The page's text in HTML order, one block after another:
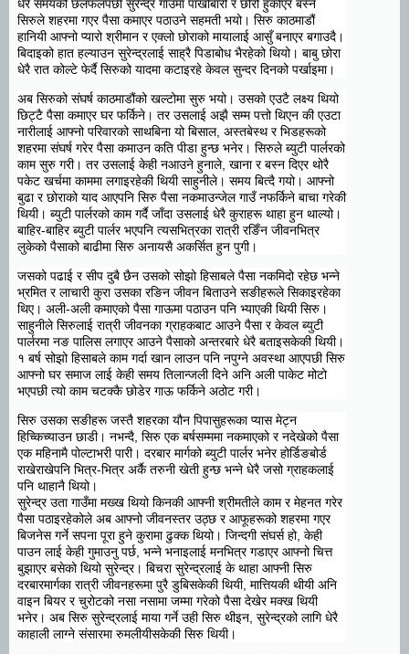
धेरै समयको छलफलपछी सुरेन्द्र गाउँमा पाखोबारी र छोरो हुर्काएर बस्ने
सिरुले शहरमा गएर पैसा कमाएर पठाउने सहमती भयो। सिरु काठमाडौं
हानियी आफ्नो प्यारो श्रीमान र एक्लो छोराको मायालाई आसुँ बनाएर बगाउदै।
बिदाइको हात हल्याउन सुरेन्द्रलाई साह्रै पिडाबोध भैरहेको थियो। बाबु छोरा
धेरै रात कोल्टे फेर्दै सिरुको यादमा कटाइरहे केवल सुन्दर दिनको पर्खाइमा।
अब सिरुको संघर्ष काठमाडौंको खल्टोमा सुरु भयो। उसको एउटै लक्ष्य थियो
छिट्टै पैसा कमाएर घर फर्किने। तर उसलाई अझै सम्म पत्तो थिएन की एउटा
नारीलाई आफ्नो परिवारको साथबिना यो बिसाल, अस्तबेस्थ र भिडहरूको
शहरमा संघर्ष गरेर पैसा कमाउन कति पीडा हुन्छ भनेर। सिरुले ब्युटी पार्लरको
काम सुरु गरी। तर उसलाई केही नआउने हुनाले, खाना र बस्न दिएर थोरै
पकेट खर्चमा काममा लगाइरहेकी थियी साहुनीले। समय बित्दै गयो। आफ्नो
बुढा र छोराको याद आएपनि सिरु पैसा नकमाउन्जेल गाउँ नफर्किने बाचा गरेकी
थियी। ब्युटी पार्लरको काम गर्दै जाँदा उसलाई धेरै कुराहरू थाहा हुन थाल्यो।
बाहिर-बाहिर ब्युटी पार्लर भएपनि त्यसभित्रका रात्री रङिँन जीवनभित्र
लुकेको पैसाको बाढीमा सिरु अनायसै अकर्सित हुन पुगी।
जसको पढाई र सीप दुबै छैन उसको सोझो हिसाबले पैसा नकमिदो रहेछ भन्ने
भ्रमित र लाचारी कुरा उसका रङिन जीवन बिताउने सङीहरूले सिकाइरहेका
थिए। अली-अली कमाएको पैसा गाऊमा पठाउन पनि भ्याएकी थियी सिरु।
साहुनीले सिरुलाई रात्री जीवनका ग्राहकबाट आउने पैसा र केवल ब्युटी
पार्लरमा नङ पालिस लगाएर आउने पैसाको अन्तरबारे धेरै बताइसकेकी थियी।
१ बर्ष सोझो हिसाबले काम गर्दा खान लाउन पनि नपुग्ने अवस्था आएपछी सिरु
आफ्नो घर समाज लाई केही समय तिलान्जली दिने अनि अली पाकेट मोटो
भएपछी त्यो काम चटक्कै छोडेर गाऊ फर्किने अठोट गरी।
सिरु उसका सङीहरू जस्तै शहरका यौन पिपासुहरूका प्यास मेट्न
हिच्किच्याउन छाडी। नभन्दै, सिरु एक बर्षसम्ममा नकमाएको र नदेखेको पैसा
एक महिनामै पोल्टाभरी पारी। दरबार मार्गको ब्युटी पार्लर भनेर होर्डिङबोर्ड
राखेराखेपनि भित्र-भित्र अर्कै तरुनी खेती हुन्छ भन्ने धेरै जसो ग्राहकलाई
पनि थाहानै थियो।
सुरेन्द्र उता गाउँमा मख्ख थियो किनकी आफ्नी श्रीमतीले काम र मेहनत गरेर
पैसा पठाइरहेकोले अब आफ्नो जीवनस्तर उठ्छ र आफूहरूको शहरमा गएर
बिजनेस गर्ने सपना पूरा हुने कुरामा ढुक्क थियो। जिन्दगी संघर्स हो, केही
पाउन लाई केही गुमाउनु पर्छ, भन्ने भनाइलाई मनभित्र गडाएर आफ्नो चित्त
बुझाएर बसेको थियो सुरेन्द्र। बिचरा सुरेन्द्रलाई के थाहा आफ्नी सिरु
दरबारमार्गका रात्री जीवनहरूमा पुरै डुबिसकेकी थियी, मात्तियकी थीयी अनि
वाइन बियर र चुरोटको नसा नसामा जम्मा गरेको पैसा देखेर मक्ख थियी
भनेर। अब सिरु सुरेन्द्रलाई माया गर्ने उही सिरु थीइन, सुरेन्द्रको लागि धेरै
काहाली लाग्ने संसारमा रुमलीयीसकेकी सिरु थियी।